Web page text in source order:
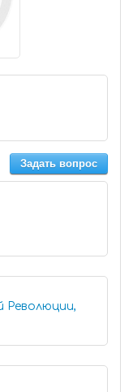
Задать вопрос
Революции,